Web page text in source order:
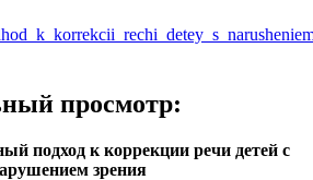
просмотр:
подход к коррекции речи детей с
зрения